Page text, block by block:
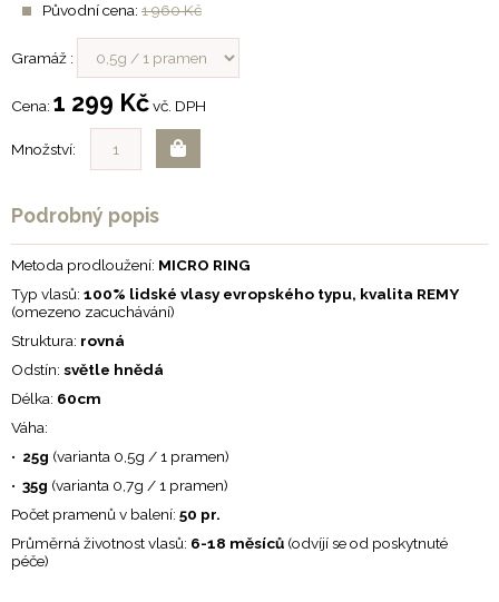
Původní cena: 1 960 Kč
Gramáž :
Cena: 1 299 Kčvč. DPH
Množství:
Podrobný popis
Metoda prodloužení: MICRO RING
Typ vlasů: 100% lidské vlasy evropského typu, kvalita REMY
(omezeno zacuchávání)
Struktura: rovná
Odstín: světle hnědá
Délka: 60cm
Váha:
• 25g (varianta 0,5g / 1 pramen)
• 35g (varianta 0,7g / 1 pramen)
Počet pramenů v balení: 50 pr.
Průměrná životnost vlasů: 6-18 měsíců (odvíjí se od poskytnuté
péče)